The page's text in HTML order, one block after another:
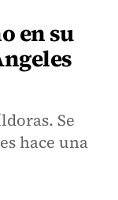
en su
Se
hace una